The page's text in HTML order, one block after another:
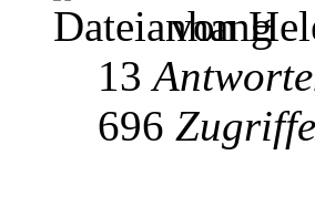
von
13
696 Zugriffe